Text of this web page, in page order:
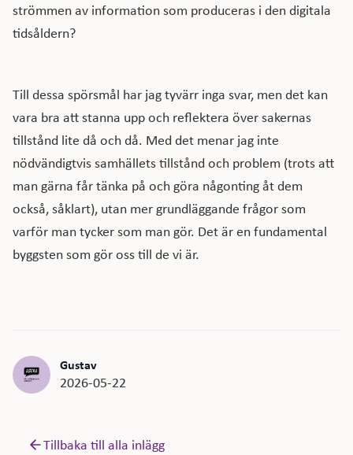
strömmen av information som produceras i den digitala
tidsåldern?
Till dessa spörsmål har jag tyvärr inga svar, men det kan
vara bra att stanna upp och reflektera över sakernas
tillstånd lite då och då. Med det menar jag inte
nödvändigtvis samhällets tillstånd och problem (trots att
man gärna får tänka på och göra någonting åt dem
också, såklart), utan mer grundläggande frågor som
varför man tycker som man gör. Det är en fundamental
byggsten som gör oss till de vi är.
Gustav
2026-05-22
Tillbaka till alla inlägg